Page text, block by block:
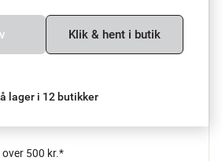
Klik & hent i butik
lager i 12 butikker
over 500 kr.*